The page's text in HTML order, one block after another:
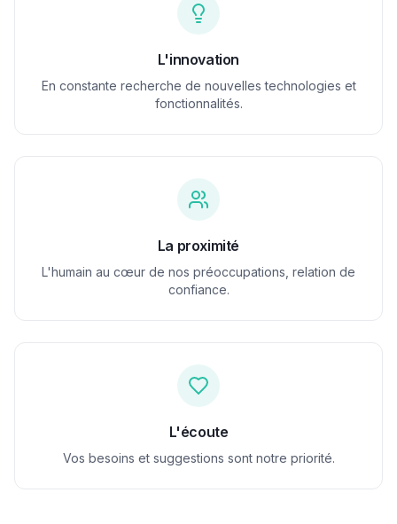
L'innovation
En constante recherche de nouvelles technologies et
fonctionnalités.
La proximité
L'humain au cœur de nos préoccupations, relation de
confiance.
L'écoute
Vos besoins et suggestions sont notre priorité.